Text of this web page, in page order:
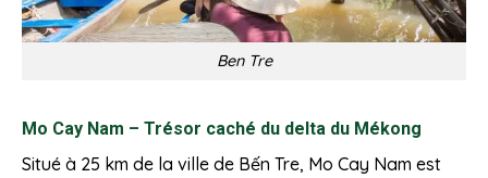
Ben Tre
Mo Cay Nam – Trésor caché du delta du Mékong
Situé à 25 km de la ville de Bến Tre, Mo Cay Nam est